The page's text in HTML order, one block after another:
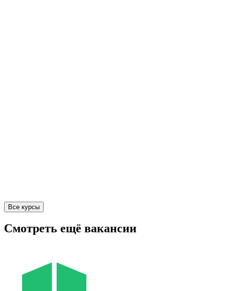
Все курсы
Смотреть ещё вакансии